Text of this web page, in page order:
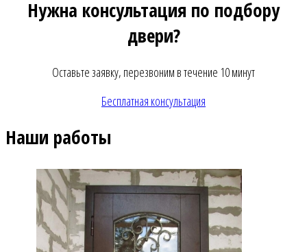
Нужна консультация по подбору
двери?
Оставьте заявку, перезвоним в течение 10 минут
Бесплатная консультация
Наши работы